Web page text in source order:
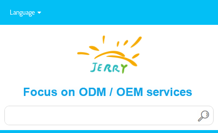
Language